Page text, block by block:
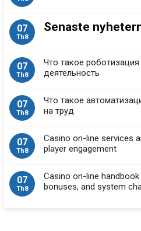
07
Th8
Senaste
07
Th8
Что такое
деятельность
07
Th8
Что такое
на труд
07
Th8
Casino on-line services
player engagement
07
Th8
Casino on-line
bonuses, and system